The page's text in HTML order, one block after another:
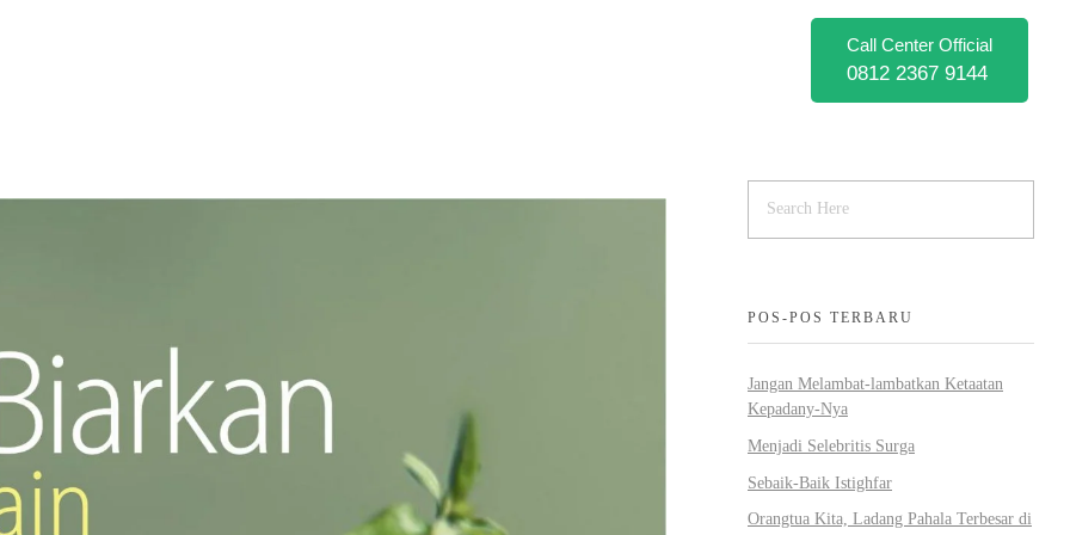
Call Center Official
0812 2367 9144
POS-POS TERBARU
Jangan Melambat-lambatkan Ketaatan
Kepadany-Nya
Menjadi Selebritis Surga
Sebaik-Baik Istighfar
Orangtua Kita, Ladang Pahala Terbesar di